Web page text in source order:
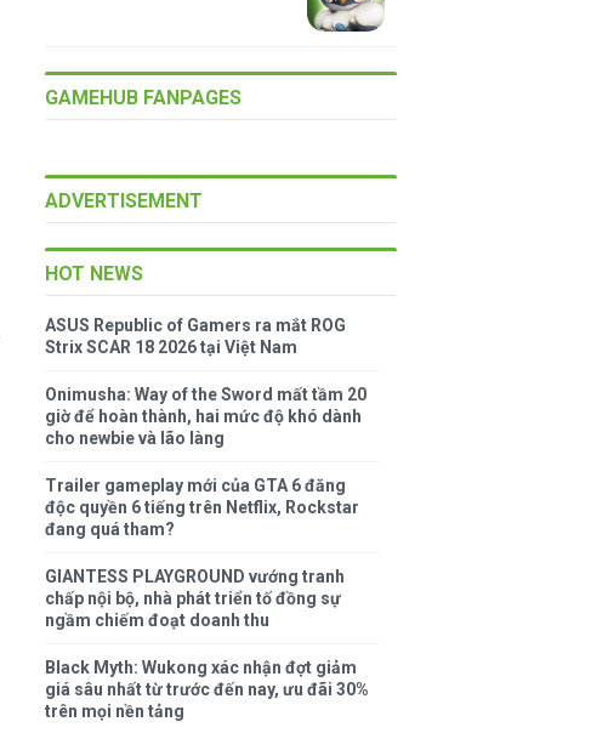
GAMEHUB FANPAGES
ADVERTISEMENT
HOT NEWS
ASUS Republic of Gamers ra mắt ROG
Strix SCAR 18 2026 tại Việt Nam
Onimusha: Way of the Sword mất tầm 20
giờ để hoàn thành, hai mức độ khó dành
cho newbie và lão làng
Trailer gameplay mới của GTA 6 đăng
độc quyền 6 tiếng trên Netflix, Rockstar
đang quá tham?
GIANTESS PLAYGROUND vướng tranh
chấp nội bộ, nhà phát triển tố đồng sự
ngầm chiếm đoạt doanh thu
Black Myth: Wukong xác nhận đợt giảm
giá sâu nhất từ trước đến nay, ưu đãi 30%
trên mọi nền tảng